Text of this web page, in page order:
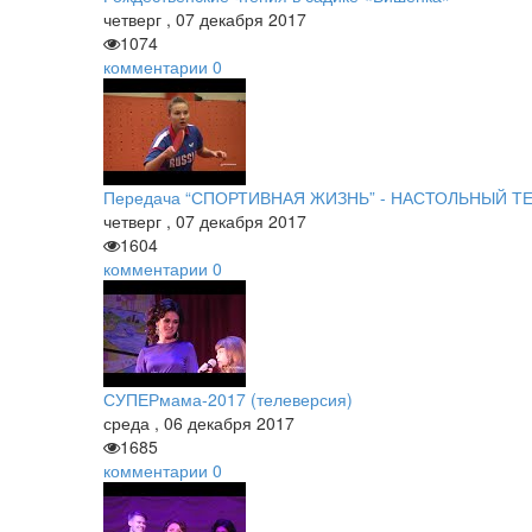
четверг , 07 декабря 2017
1074
комментарии 0
Передача “СПОРТИВНАЯ ЖИЗНЬ” - НАСТОЛЬНЫЙ
четверг , 07 декабря 2017
1604
комментарии 0
СУПЕРмама-2017 (телеверсия)
среда , 06 декабря 2017
1685
комментарии 0